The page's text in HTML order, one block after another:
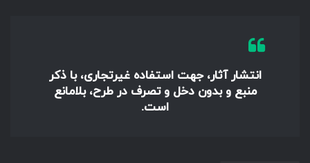
انتشار آثار، جهت استفاده غیرتجاری، با ذکر
منبع و بدون دخل و تصرف در طرح، بلامانع
است.